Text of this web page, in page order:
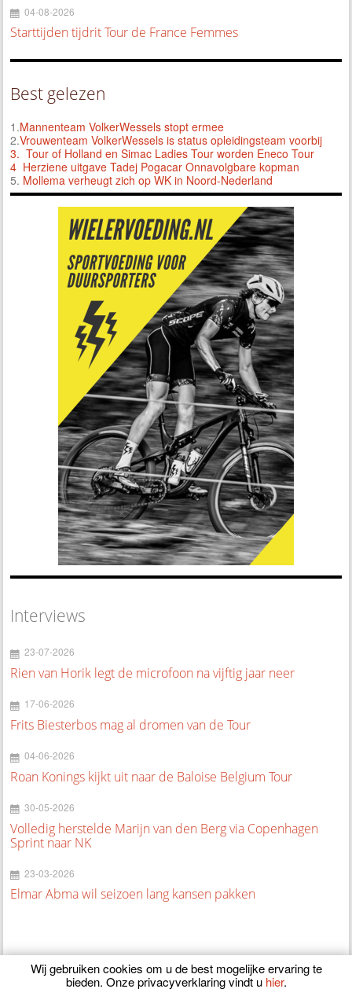
04-08-2026
Starttijden tijdrit Tour de France Femmes
Best gelezen
1.Mannenteam VolkerWessels stopt ermee
2.Vrouwenteam VolkerWessels is status opleidingsteam voorbij
3. Tour of Holland en Simac Ladies Tour worden Eneco Tour
4 Herziene uitgave Tadej Pogacar Onnavolgbare kopman
5. Mollema verheugt zich op WK in Noord-Nederland
Interviews
23-07-2026
Rien van Horik legt de microfoon na vijftig jaar neer
17-06-2026
Frits Biesterbos mag al dromen van de Tour
04-06-2026
Roan Konings kijkt uit naar de Baloise Belgium Tour
30-05-2026
Volledig herstelde Marijn van den Berg via Copenhagen
Sprint naar NK
23-03-2026
Elmar Abma wil seizoen lang kansen pakken
Wij gebruiken cookies om u de best mogelijke ervaring te
bieden. Onze privacyverklaring vindt u hier.